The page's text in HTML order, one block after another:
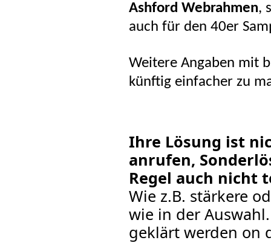
Ashford Webrahmen,
auch für den 40er
Weitere Angaben mit
künftig einfacher zu
Ihre Lösung ist
anrufen,
Regel auch nicht
Wie z.B. stärkere
wie in der
geklärt werden on